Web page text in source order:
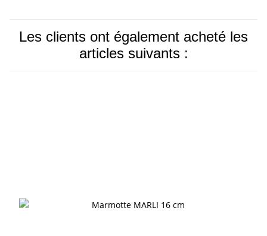
Les clients ont également acheté les
articles suivants :